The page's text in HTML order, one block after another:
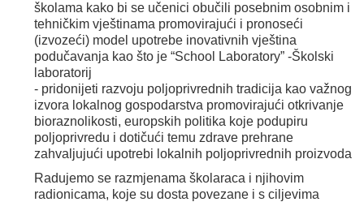
školama kako bi se učenici obučili posebnim osobnim i
tehničkim vještinama promovirajući i pronoseći
(izvozeći) model upotrebe inovativnih vještina
podučavanja kao što je “School Laboratory” -Školski
laboratorij
- pridonijeti razvoju poljoprivrednih tradicija kao važnog
izvora lokalnog gospodarstva promovirajući otkrivanje
bioraznolikosti, europskih politika koje podupiru
poljoprivredu i dotičući temu zdrave prehrane
zahvaljujući upotrebi lokalnih poljoprivrednih proizvoda
Radujemo se razmjenama školaraca i njihovim
radionicama, koje su dosta povezane i s ciljevima